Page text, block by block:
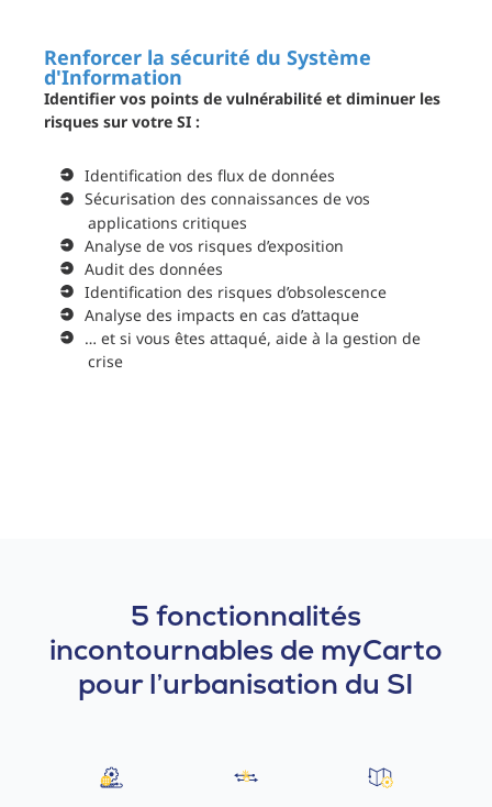
Renforcer la sécurité du Système
d'Information
Identifier vos points de vulnérabilité et diminuer les
risques sur votre SI :
Identification des flux de données
Sécurisation des connaissances de vos
applications critiques
Analyse de vos risques d’exposition
Audit des données
Identification des risques d’obsolescence
Analyse des impacts en cas d’attaque
… et si vous êtes attaqué, aide à la gestion de
crise
5 fonctionnalités
incontournables de myCarto
pour l’urbanisation du SI